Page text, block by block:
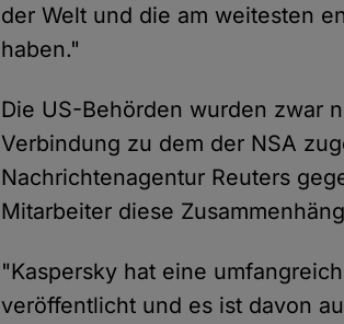
der Welt und die am weitesten
haben."
Die US-Behörden wurden zwar
Verbindung zu dem der NSA
Nachrichtenagentur Reuters
Mitarbeiter diese
"Kaspersky hat eine
veröffentlicht und es ist davon